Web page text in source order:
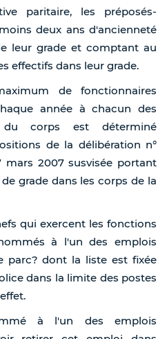
paritaire, les préposés-
deux ans d'ancienneté
leur grade et comptant au
effectifs dans leur grade.
de fonctionnaires
année à chacun des
du corps est déterminé
de la délibération n°
mars 2007 susvisée portant
grade dans les corps de la
qui exercent les fonctions
à l'un des emplois
parc? dont la liste est fixée
dans la limite des postes
à l'un des emplois